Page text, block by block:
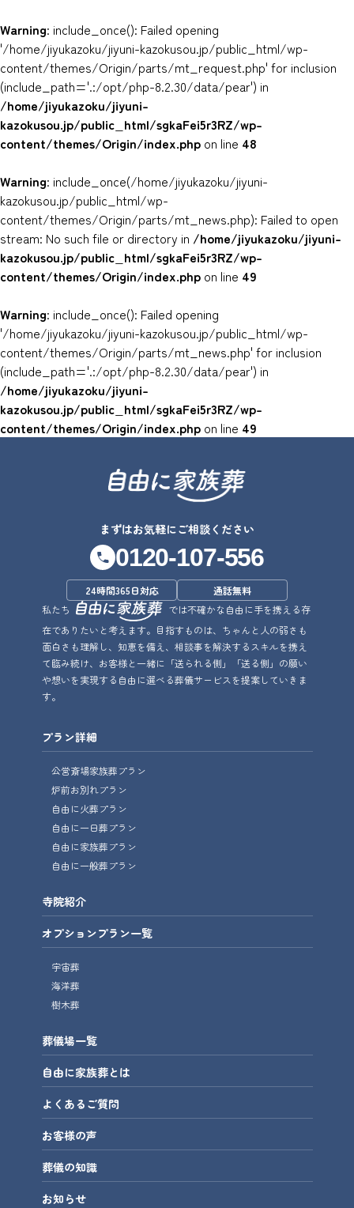
Warning: include_once(): Failed opening
'/home/jiyukazoku/jiyuni-kazokusou.jp/public_html/wp-
content/themes/Origin/parts/mt_request.php' for inclusion
(include_path='.:/opt/php-8.2.30/data/pear') in
/home/jiyukazoku/jiyuni-
kazokusou.jp/public_html/sgkaFei5r3RZ/wp-
content/themes/Origin/index.php on line 48
Warning: include_once(/home/jiyukazoku/jiyuni-
kazokusou.jp/public_html/wp-
content/themes/Origin/parts/mt_news.php): Failed to open
stream: No such file or directory in /home/jiyukazoku/jiyuni-
kazokusou.jp/public_html/sgkaFei5r3RZ/wp-
content/themes/Origin/index.php on line 49
Warning: include_once(): Failed opening
'/home/jiyukazoku/jiyuni-kazokusou.jp/public_html/wp-
content/themes/Origin/parts/mt_news.php' for inclusion
(include_path='.:/opt/php-8.2.30/data/pear') in
/home/jiyukazoku/jiyuni-
kazokusou.jp/public_html/sgkaFei5r3RZ/wp-
content/themes/Origin/index.php on line 49
まずはお気軽にご相談ください
0120-107-556
24時間365日対応
通話無料
私たち
では不確かな自由に手を携える存
在でありたいと考えます。目指すものは、ちゃんと人の弱さも
面白さも理解し、知恵を備え、相談事を解決するスキルを携え
て臨み続け、お客様と一緒に「送られる側」「送る側」の願い
や想いを実現する自由に選べる葬儀サービスを提案していきま
す。
プラン詳細
公営斎場家族葬プラン
炉前お別れプラン
自由に火葬プラン
自由に一日葬プラン
自由に家族葬プラン
自由に一般葬プラン
寺院紹介
オプションプラン一覧
宇宙葬
海洋葬
樹木葬
葬儀場一覧
自由に家族葬とは
よくあるご質問
お客様の声
葬儀の知識
お知らせ